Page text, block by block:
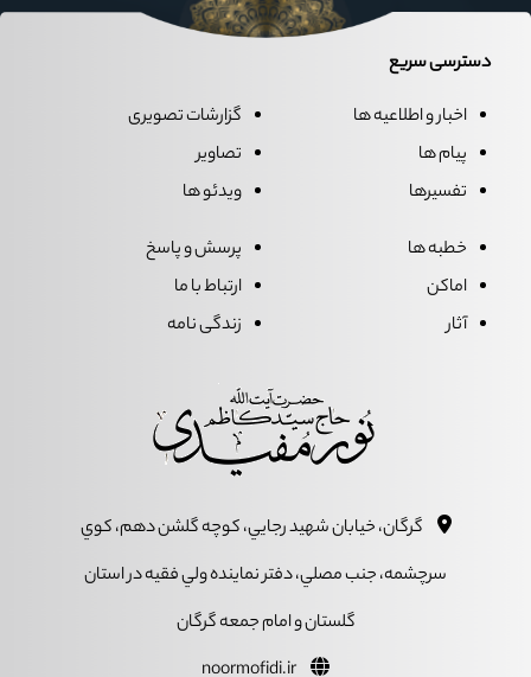
دسترسی سریع
اخبار و اطلاعیه ها
پیام ها
تفسیرها
گزارشات تصویری
تصاویر
ویدئو ها
خطبه ها
اماکن
آثار
پرسش و پاسخ
ارتباط با ما
زندگی نامه
گرگان، خيابان شهيد رجايي، کوچه گلشن دهم، کوي
سرچشمه، جنب مصلي، دفتر نماينده ولي فقيه در استان
گلستان و امام جمعه گرگان